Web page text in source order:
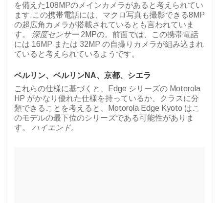
を備えた108MPのメインカメラがあると考えられてい
ます.この携帯電話には、マクロ写真も撮影できる8MP
の超広角カメラが搭載されているとも言われていま
す。
深度センサー2MPの。前面では、この携帯電話
には 16MP または 32MP の自撮りカメラが組み込まれ
ていると考えられているようです。
ベルリン、ベルリンNA、京都、シエラ
これらの仕様に基づくと、Edge シリーズの Motorola
HP がかなり優れた仕様を持っているか、クラスに分
類できることを考えると、Motorola Edge Kyoto はこ
のモデルの最下位のシリーズである可能性がありま
す。 ハイエンド。